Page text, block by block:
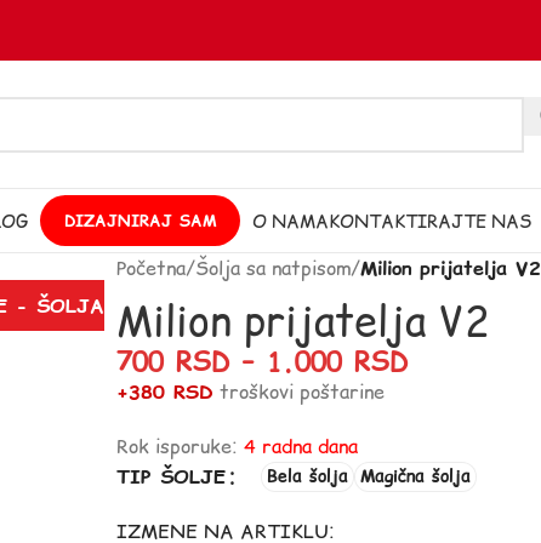
DIZAJNIRAJ SAM O NAMAKONTAKTIRAJTE NAS
- ŠOLJA
Početna/Šolja sa natpisom/Milion prijatelja V2
Milion prijatelja V2
700 RSD – 1.000 RSD
+380 RSD troškovi poštarine
Rok isporuke: 4 radna dana
TIP ŠOLJE
Bela šolja Magična šolja
IZMENE NA ARTIKLU: